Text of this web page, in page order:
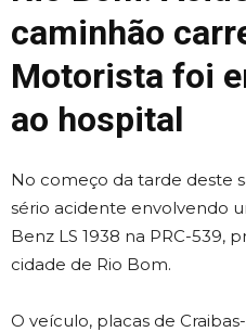
caminhão
Motorista foi
ao hospital
No começo da tarde deste
sério acidente envolvendo
Benz LS 1938 na PRC-539,
cidade de Rio Bom.
O veículo, placas de